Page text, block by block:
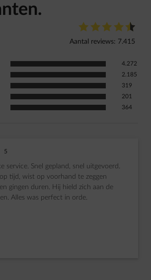
star-rating star-ratingstar-rating star-ratingstar-rating
star-rating
Aantal reviews: 7.415
5 uit van 5 4.272
4 uit van 5 2.185
3 uit van 5 319
2 uit van 5 201
1 uit van 5 364
5 uit van 5
5
service. Snel gepland, snel uitgevoerd.
tijd, wist op voorhand te zeggen
gingen duren. Hij hield zich aan de
Alles was perfect in orde.